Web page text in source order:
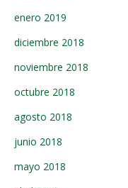
enero 2019
diciembre 2018
noviembre 2018
octubre 2018
agosto 2018
junio 2018
mayo 2018